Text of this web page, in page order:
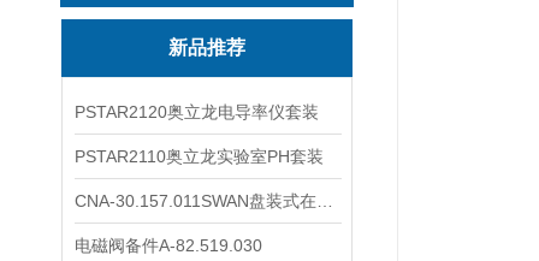
新品推荐
PSTAR2120奥立龙电导率仪套装
PSTAR2110奥立龙实验室PH套装
电磁阀备件A-82.519.030